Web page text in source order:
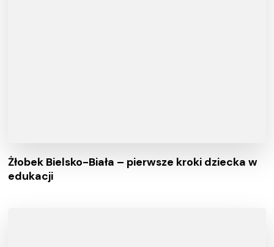
Żłobek Bielsko-Biała – pierwsze kroki dziecka w
edukacji